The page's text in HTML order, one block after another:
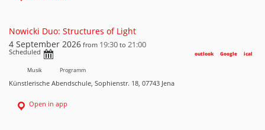
Nowicki Duo: Structures of Light
4 September 2026 from 19:30 to 21:00
Scheduled ical
Google
outlook
Musik Programm
Künstlerische Abendschule, Sophienstr. 18, 07743 Jena
Open in app